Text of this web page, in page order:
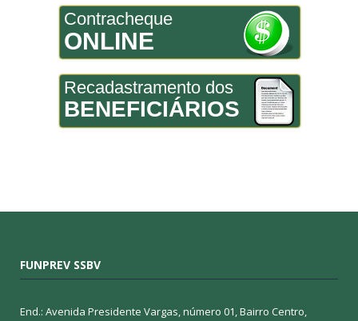
Contracheque
ONLINE
Recadastramento dos
BENEFICIÁRIOS
FUNPREV SSBV
End.: Avenida Presidente Vargas, número 01, Bairro Centro,